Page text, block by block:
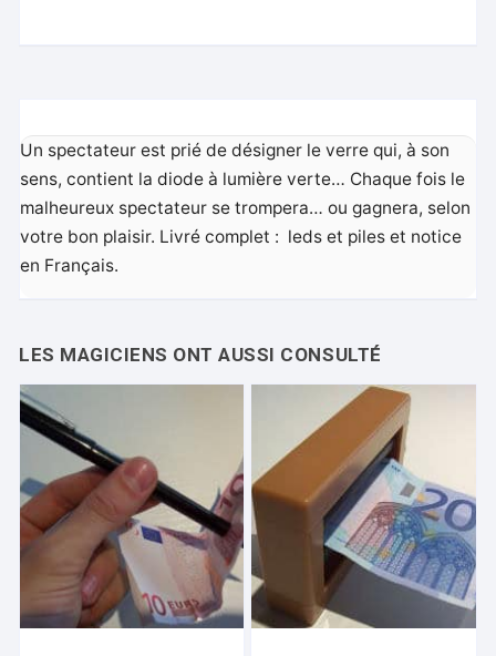
Un spectateur est prié de désigner le verre qui, à son
sens, contient la diode à lumière verte… Chaque fois le
malheureux spectateur se trompera… ou gagnera, selon
votre bon plaisir. Livré complet : leds et piles et notice
en Français.